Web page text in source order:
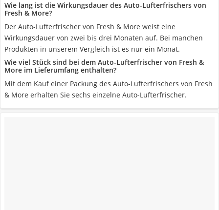
Wie lang ist die Wirkungsdauer des Auto-Lufterfrischers von
Fresh & More?
Der Auto-Lufterfrischer von Fresh & More weist eine
Wirkungsdauer von zwei bis drei Monaten auf. Bei manchen
Produkten in unserem Vergleich ist es nur ein Monat.
Wie viel Stück sind bei dem Auto-Lufterfrischer von Fresh &
More im Lieferumfang enthalten?
Mit dem Kauf einer Packung des Auto-Lufterfrischers von Fresh
& More erhalten Sie sechs einzelne Auto-Lufterfrischer.